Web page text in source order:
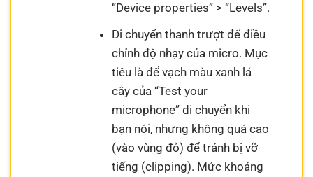
“Device properties” > “Levels”.
Di chuyển thanh trượt để điều
chỉnh độ nhạy của micro. Mục
tiêu là để vạch màu xanh lá
cây của “Test your
microphone” di chuyển khi
bạn nói, nhưng không quá cao
(vào vùng đỏ) để tránh bị vỡ
tiếng (clipping). Mức khoảng